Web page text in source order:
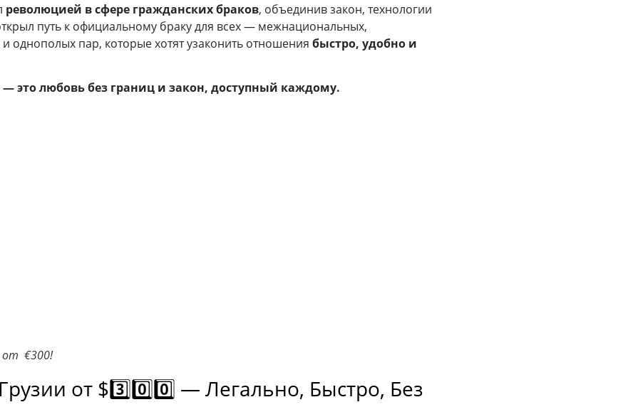
революцией в сфере гражданских браков, объединив закон, технологии
путь к официальному браку для всех — межнациональных,
однополых пар, которые хотят узаконить отношения быстро, удобно и
это любовь без границ и закон, доступный каждому.
от €300!
от $3️⃣0️⃣0️⃣ — Легально, Быстро, Без